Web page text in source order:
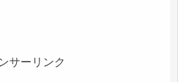
サーリンク